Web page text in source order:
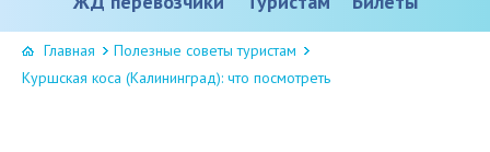
Главная
Полезные советы туристам
Куршская коса (Калининград): что посмотреть